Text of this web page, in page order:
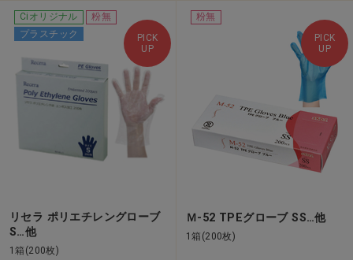
PICK
UP
Ciオリジナル
粉無
プラスチック
リセラ ポリエチレングローブ
S…他
1箱(200枚)
PICK
UP
粉無
Ｍ-52 TPEグローブ SS…他
1箱(200枚)